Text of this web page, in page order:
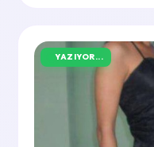
YAZIYOR...